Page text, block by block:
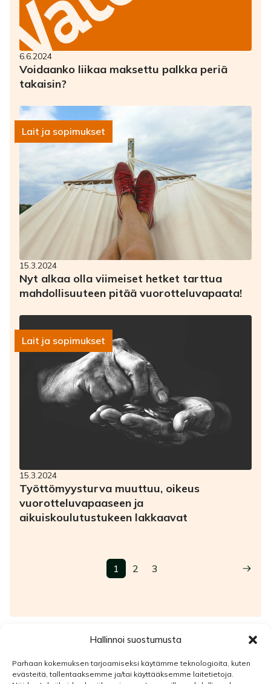
Hallinnoi suostumusta
Parhaan kokemuksen tarjoamiseksi käytämme teknologioita, kuten
evästeitä, tallentaaksemme ja/tai käyttääksemme laitetietoja.
6.6.2024
Voidaanko liikaa maksettu palkka periä
takaisin?
Lait ja sopimukset
15.3.2024
Nyt alkaa olla viimeiset hetket tarttua
mahdollisuuteen pitää vuorotteluvapaata!
Lait ja sopimukset
15.3.2024
Työttömyysturva muuttuu, oikeus
vuorotteluvapaaseen ja
aikuiskoulutustukeen lakkaavat
1 2 3
Valtikka on akavalaisten liittojen yhteinen jäsentiedote